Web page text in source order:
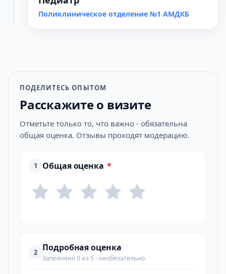
Поликлиническое отделение №1 АМДКБ
ПОДЕЛИТЕСЬ ОПЫТОМ
Расскажите о визите
Отметьте только то, что важно - обязательна
общая оценка. Отзывы проходят модерацию.
1 Общая оценка *
2 Подробная оценка
Заполнено 0 из 5 - необязательно